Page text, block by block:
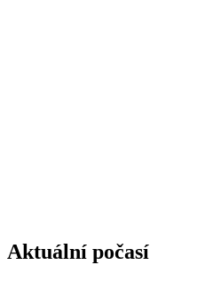
Aktuální počasí